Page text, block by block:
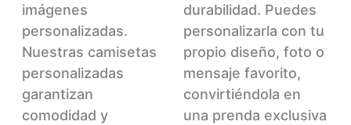
página
producto
imágenes
personalizadas.
Nuestras camisetas
personalizadas
garantizan
comodidad y
durabilidad. Puedes
personalizarla con tu
propio diseño, foto o
mensaje favorito,
convirtiéndola en
una prenda exclusiva